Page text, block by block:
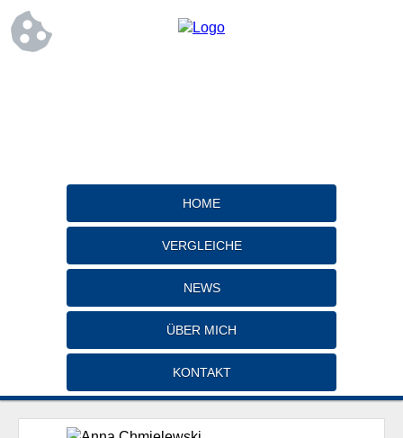
HOME
VERGLEICHE
NEWS
ÜBER MICH
KONTAKT